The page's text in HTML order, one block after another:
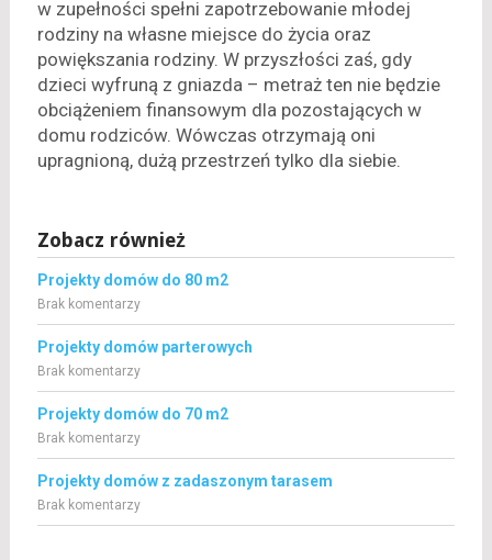
w zupełności spełni zapotrzebowanie młodej
rodziny na własne miejsce do życia oraz
powiększania rodziny. W przyszłości zaś, gdy
dzieci wyfruną z gniazda – metraż ten nie będzie
obciążeniem finansowym dla pozostających w
domu rodziców. Wówczas otrzymają oni
upragnioną, dużą przestrzeń tylko dla siebie.
Zobacz również
Projekty domów do 80 m2
Brak komentarzy
Projekty domów parterowych
Brak komentarzy
Projekty domów do 70 m2
Brak komentarzy
Projekty domów z zadaszonym tarasem
Brak komentarzy